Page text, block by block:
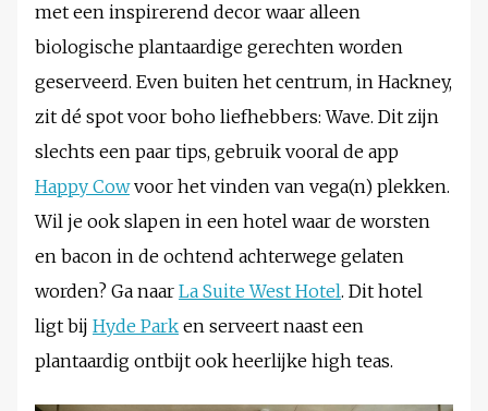
met een inspirerend decor waar alleen
biologische plantaardige gerechten worden
geserveerd. Even buiten het centrum, in Hackney,
zit dé spot voor boho liefhebbers: Wave. Dit zijn
slechts een paar tips, gebruik vooral de app
Happy Cowvoor het vinden van vega(n) plekken.
Wil je ook slapen in een hotel waar de worsten
en bacon in de ochtend achterwege gelaten
worden? Ga naar La Suite West Hotel. Dit hotel
ligt bij Hyde Park en serveert naast een
plantaardig ontbijt ook heerlijke high teas.